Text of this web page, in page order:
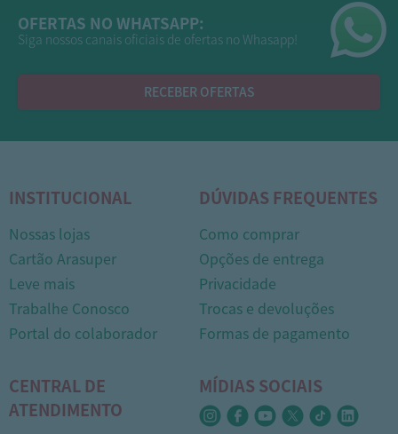
OFERTAS NO WHATSAPP:
Siga nossos canais oficiais de ofertas no Whasapp!
RECEBER OFERTAS
INSTITUCIONAL
Nossas lojas
Cartão Arasuper
Leve mais
Trabalhe Conosco
Portal do colaborador
DÚVIDAS FREQUENTES
Como comprar
Opções de entrega
Privacidade
Trocas e devoluções
Formas de pagamento
CENTRAL DE
ATENDIMENTO
MÍDIAS SOCIAIS